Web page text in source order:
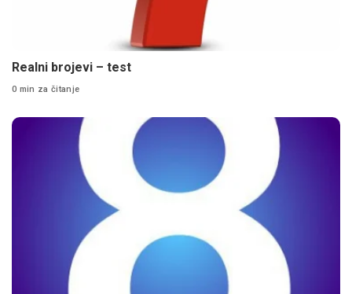
Realni brojevi – test
0 min za čitanje